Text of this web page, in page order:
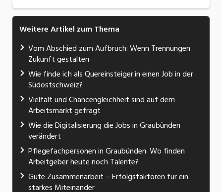
Weitere Artikel zum Thema
Vom Abschied zum Aufbruch: Wenn Trennungen
Zukunft gestalten
Wie finde ich als Quereinsteiger:in einen Job in der
Südostschweiz?
Vielfalt und Chancengleichheit sind auf dem
Arbeitsmarkt gefragt
Wie die Digitalisierung die Jobs in Graubünden
verändert
Pflegefachpersonen in Graubünden: Wo finden
Arbeitgeber heute noch Talente?
Gute Zusammenarbeit – Erfolgsfaktoren für ein
starkes Miteinander